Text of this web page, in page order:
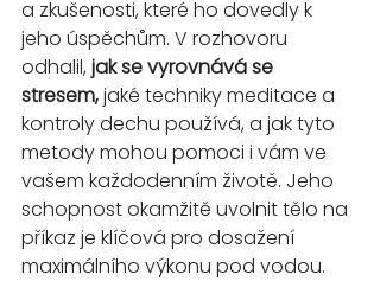
a zkušenosti, které ho dovedly k
jeho úspěchům. V rozhovoru
odhalil, jak se vyrovnává se
stresem, jaké techniky meditace a
kontroly dechu používá, a jak tyto
metody mohou pomoci i vám ve
vašem každodenním životě. Jeho
schopnost okamžitě uvolnit tělo na
příkaz je klíčová pro dosažení
maximálního výkonu pod vodou.